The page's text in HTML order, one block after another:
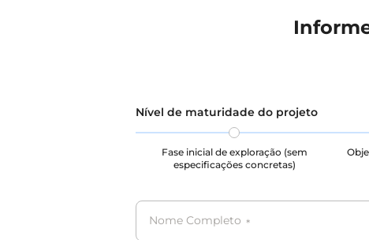
Nível de maturidade do projeto
Fase inicial de exploração (sem
especificações concretas)
Nome Completo *